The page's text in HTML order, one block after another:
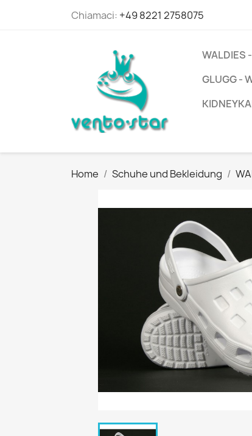
Chiamaci: +49 8221 2758075
WALDIES
GLUGG -
Home Schuhe und Bekleidung